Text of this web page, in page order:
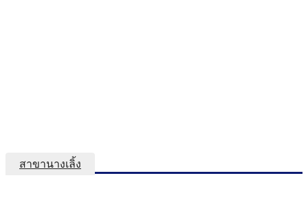
สาขานางเลิ้ง